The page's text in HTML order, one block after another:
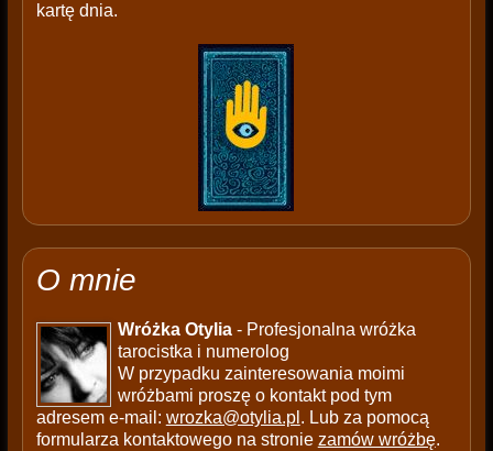
kartę dnia.
O mnie
Wróżka Otylia- Profesjonalna wróżka
tarocistka i numerolog
W przypadku zainteresowania moimi
wróżbami proszę o kontakt pod tym
adresem e-mail: wrozka@otylia.pl . Lub za pomocą
formularza kontaktowego na stronie zamów wróżbę.